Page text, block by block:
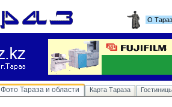
О
Фото Тараза и области Карта Тараза